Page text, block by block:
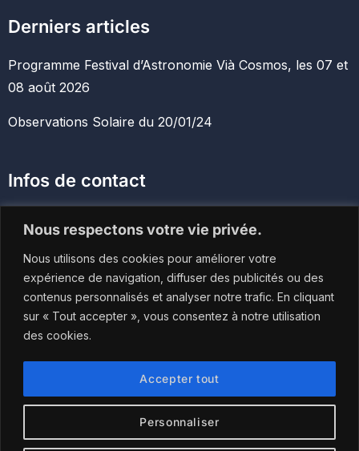
Nous respectons votre vie privée.
Nous utilisons des cookies pour améliorer votre
expérience de navigation, diffuser des publicités ou des
contenus personnalisés et analyser notre trafic. En cliquant
sur « Tout accepter », vous consentez à notre utilisation
des cookies.
Personnaliser
Accepter tout
Derniers articles
Programme Festival d’Astronomie Vià Cosmos, les 07 et
08 août 2026
Observations Solaire du 20/01/24
Infos de contact
contact@astronomade.com
06.61.16.32.68